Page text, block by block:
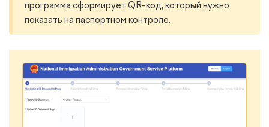
программа сформирует QR-код, который нужно
показать на паспортном контроле.